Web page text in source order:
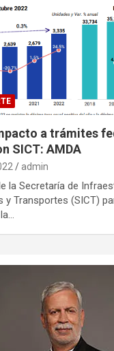
a trámites
SICT: AMDA
admin
la Secretaría de
y Transportes (SICT)